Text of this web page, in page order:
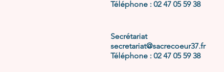
Téléphone : 02 47 05 59 38
Secrétariat
secretariat@sacrecoeur37.fr
Téléphone : 02 47 05 59 38